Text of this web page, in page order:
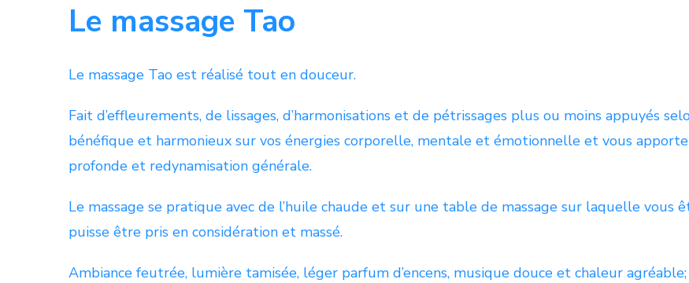
Le massage Tao
Le massage Tao est réalisé tout en douceur.
Fait d’effleurements, de lissages, d’harmonisations et de pétrissages plus ou moins appuyés
bénéfique et harmonieux sur vos énergies corporelle, mentale et émotionnelle et vous
profonde et redynamisation générale.
Le massage se pratique avec de l’huile chaude et sur une table de massage sur laquelle vous
puisse être pris en considération et massé.
Ambiance feutrée, lumière tamisée, léger parfum d’encens, musique douce et chaleur